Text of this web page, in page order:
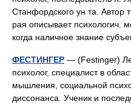
Станфордского ун та. Автор
рая описывает психологич.
когда наличное знание
ФЕСТИНГЕР — (Festinger)
психолог, специалист в
мышления, социальной
диссонанса. Ученик и